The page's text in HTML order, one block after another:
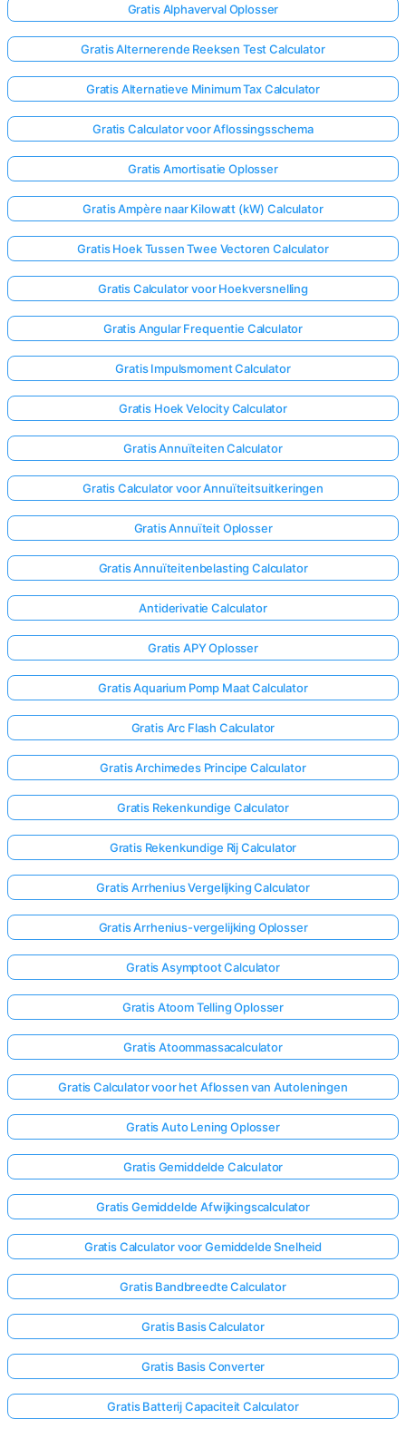
Gratis Alphaverval Oplosser
Gratis Alternerende Reeksen Test Calculator
Gratis Alternatieve Minimum Tax Calculator
Gratis Calculator voor Aflossingsschema
Gratis Amortisatie Oplosser
Gratis Ampère naar Kilowatt (kW) Calculator
Gratis Hoek Tussen Twee Vectoren Calculator
Gratis Calculator voor Hoekversnelling
Gratis Angular Frequentie Calculator
Gratis Impulsmoment Calculator
Gratis Hoek Velocity Calculator
Gratis Annuïteiten Calculator
Gratis Calculator voor Annuïteitsuitkeringen
Gratis Annuïteit Oplosser
Gratis Annuïteitenbelasting Calculator
Antiderivatie Calculator
Gratis APY Oplosser
Gratis Aquarium Pomp Maat Calculator
Gratis Arc Flash Calculator
Gratis Archimedes Principe Calculator
Gratis Rekenkundige Calculator
Gratis Rekenkundige Rij Calculator
Gratis Arrhenius Vergelijking Calculator
Gratis Arrhenius-vergelijking Oplosser
Gratis Asymptoot Calculator
Gratis Atoom Telling Oplosser
Gratis Atoommassacalculator
Gratis Calculator voor het Aflossen van Autoleningen
Gratis Auto Lening Oplosser
Gratis Gemiddelde Calculator
Gratis Gemiddelde Afwijkingscalculator
Gratis Calculator voor Gemiddelde Snelheid
Gratis Bandbreedte Calculator
Gratis Basis Calculator
Gratis Basis Converter
Gratis Batterij Capaciteit Calculator